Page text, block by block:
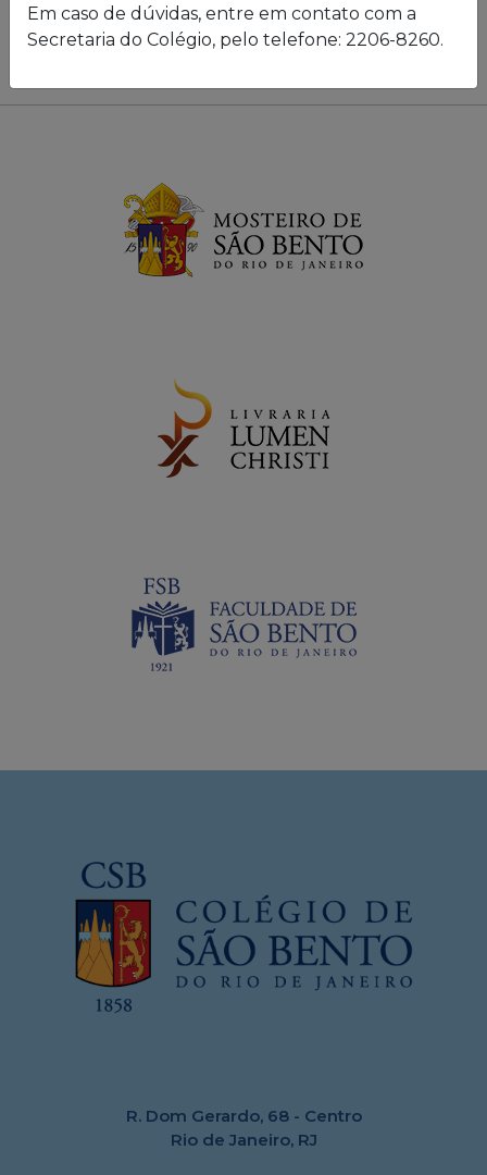
Em caso de dúvidas, entre em contato com a
Secretaria do Colégio, pelo telefone: 2206-8260.
R. Dom Gerardo, 68 - Centro
Rio de Janeiro, RJ